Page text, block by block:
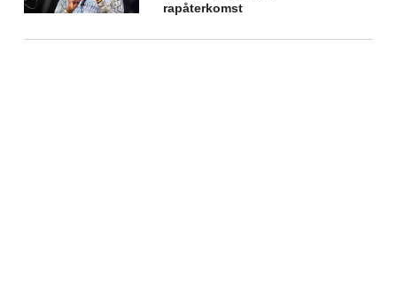
rapåterkomst